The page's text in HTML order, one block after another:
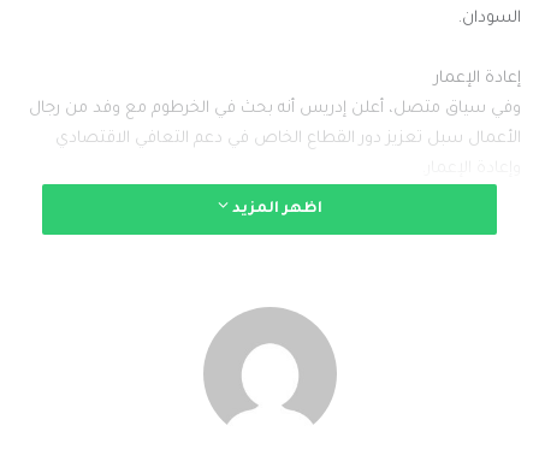
السودان.
إعادة الإعمار
وفي سياق متصل، أعلن إدريس أنه بحث في الخرطوم مع وفد من رجال
الأعمال سبل تعزيز دور القطاع الخاص في دعم التعافي الاقتصادي
وقال إدريس، في منشور عبر حسابه الرسمي على منصة “إكس”، إن
من الخارج، إلى جانب إطلاق مبادرات تسهم في دفع النمو الاقتصادي
والتنمية الاجتماعية والتعافي الوطني.
وتأتي هذه التصريحات بالتزامن مع تأكيد رئيس الوزراء أن القوات
اظهر المزيد